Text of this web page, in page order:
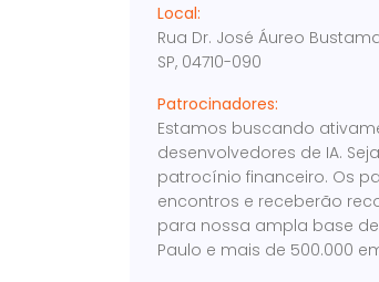
Local:
Rua Dr. José Áureo
SP, 04710-090
Patrocinadores:
Estamos buscando
desenvolvedores de IA.
patrocínio financeiro. Os
encontros e receberão
para nossa ampla base
Paulo e mais de 500.000